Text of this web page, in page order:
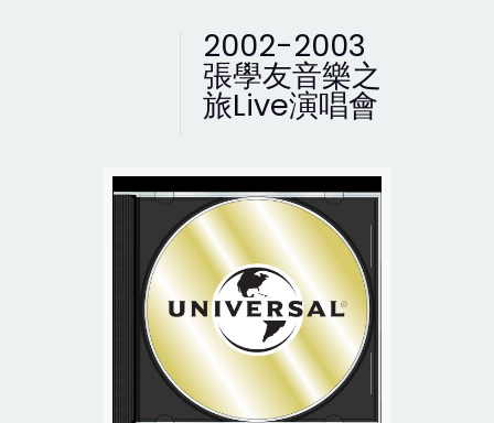
2002-2003
張學友音樂之
旅Live演唱會